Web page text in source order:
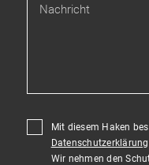
Mit diesem Haken
Datenschutzerklärung
Wir nehmen den